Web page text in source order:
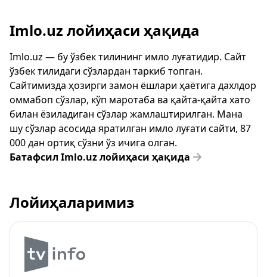
Imlo.uz лойиҳаси ҳақида
Imlo.uz — бу ўзбек тилининг имло луғатидир. Сайт
ўзбек тилидаги сўзлардан таркиб топган.
Сайтимизда ҳозирги замон ёшлари ҳаётига дахлдор
оммабоп сўзлар, кўп маротаба ва қайта-қайта хато
билан ёзиладиган сўзлар жамлаштирилган. Мана
шу сўзлар асосида яратилган имло луғати сайти, 87
000 дан ортиқ сўзни ўз ичига олган.
Батафсил Imlo.uz лойиҳаси ҳақида
Лойиҳаларимиз